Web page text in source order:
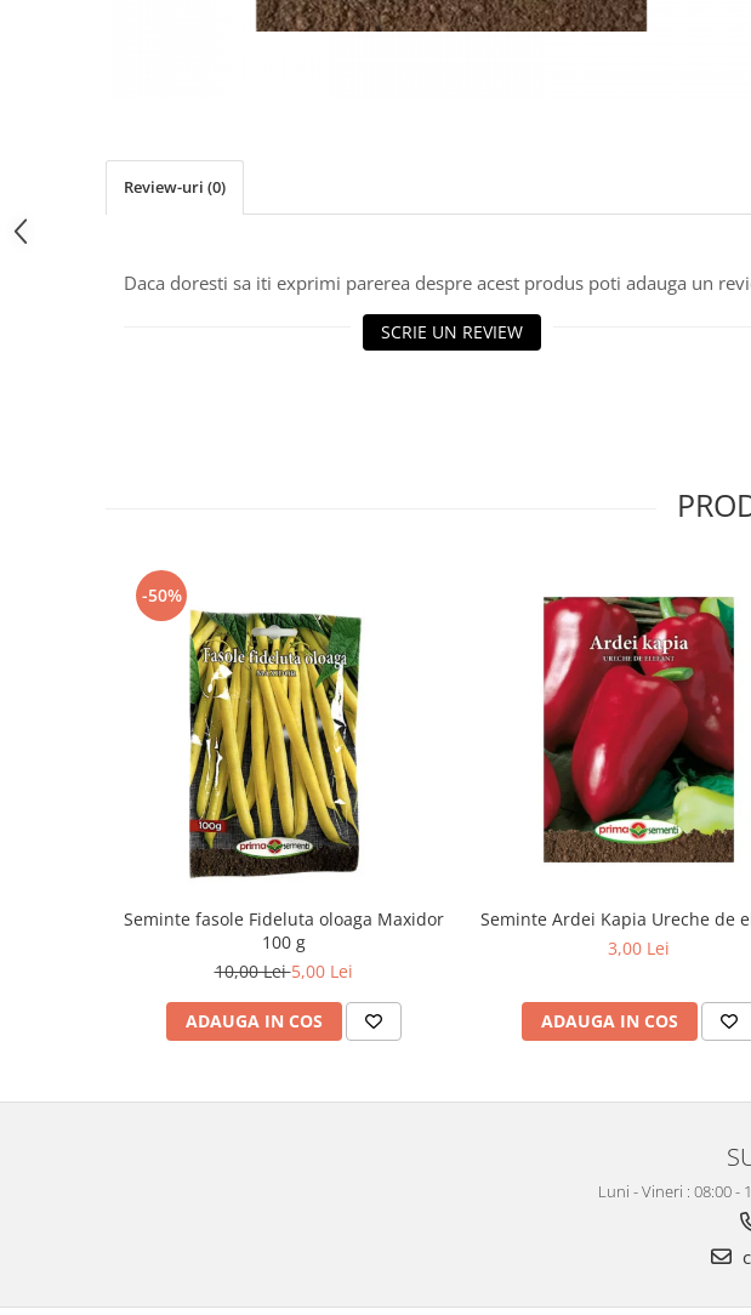
Review-uri (0)
Daca doresti sa iti exprimi parerea despre acest produs poti adauga un
SCRIE UN REVIEW
-50%
Seminte fasole Fideluta oloaga Maxidor
100 g
10,00 Lei5,00 Lei
ADAUGA IN COS
Seminte Ardei Kapia Ureche de
3,00 Lei
ADAUGA IN COS
Luni - Vineri : 08:00 -